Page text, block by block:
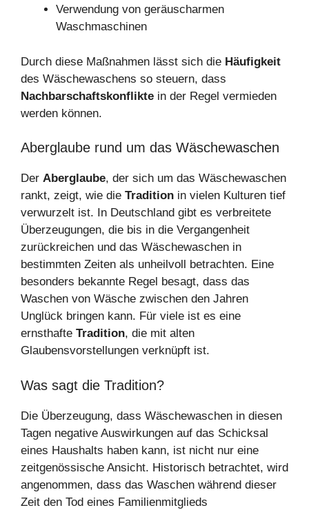
Verwendung von geräuscharmen
Waschmaschinen
Durch diese Maßnahmen lässt sich die Häufigkeit
des Wäschewaschens so steuern, dass
Nachbarschaftskonflikte in der Regel vermieden
werden können.
Aberglaube rund um das Wäschewaschen
Der Aberglaube, der sich um das Wäschewaschen
rankt, zeigt, wie die Tradition in vielen Kulturen tief
verwurzelt ist. In Deutschland gibt es verbreitete
Überzeugungen, die bis in die Vergangenheit
zurückreichen und das Wäschewaschen in
bestimmten Zeiten als unheilvoll betrachten. Eine
besonders bekannte Regel besagt, dass das
Waschen von Wäsche zwischen den Jahren
Unglück bringen kann. Für viele ist es eine
ernsthafte Tradition, die mit alten
Glaubensvorstellungen verknüpft ist.
Was sagt die Tradition?
Die Überzeugung, dass Wäschewaschen in diesen
Tagen negative Auswirkungen auf das Schicksal
eines Haushalts haben kann, ist nicht nur eine
zeitgenössische Ansicht. Historisch betrachtet, wird
angenommen, dass das Waschen während dieser
Zeit den Tod eines Familienmitglieds